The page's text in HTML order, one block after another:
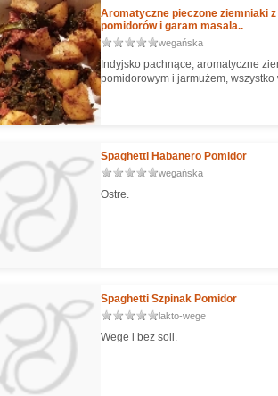
Aromatyczne pieczone ziemniaki
pomidorów i garam masala..
wegańska
Indyjsko pachnące, aromatyczne
pomidorowym i jarmużem,
Spaghetti Habanero Pomidor
wegańska
Ostre.
Spaghetti Szpinak Pomidor
lakto-wege
Wege i bez soli.